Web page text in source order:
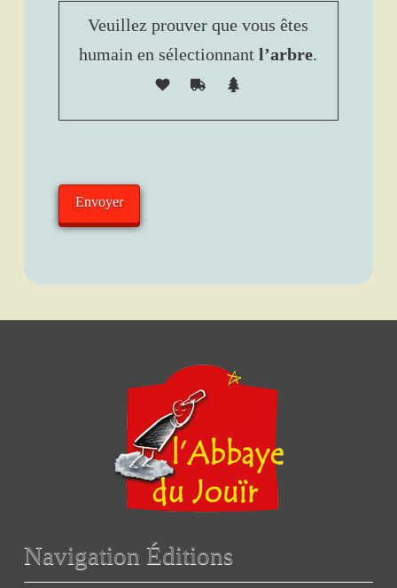
Veuillez prouver que vous êtes
humain en sélectionnant l’arbre.
Navigation Éditions